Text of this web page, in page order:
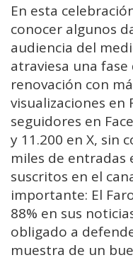
En esta
conocer algunos
audiencia del
atraviesa una
renovación con
visualizaciones en
seguidores en
y 11.200 en X, sin
miles de entradas
suscritos en el
importante: El
88% en sus
obligado a
muestra de un